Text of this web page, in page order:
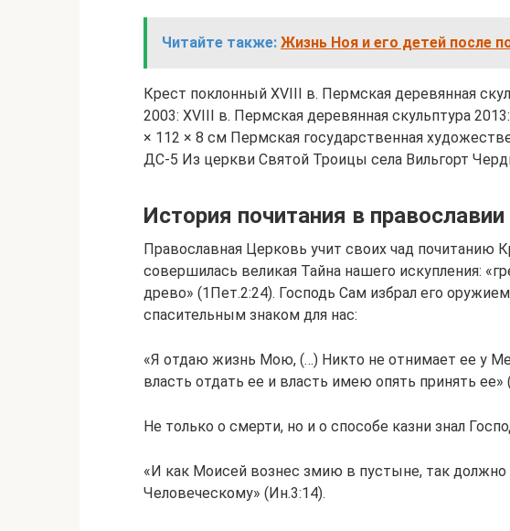
Читайте также: Жизнь Ноя и его детей после
Крест поклонный XVIII в. Пермская деревянная
2003: XVIII в. Пермская деревянная скульптура
× 112 × 8 см Пермская государственная
ДС-5 Из церкви Святой Троицы села Вильгорт
История почитания в православии
Православная Церковь учит своих чад почитанию
совершилась великая Тайна нашего искупления:
древо» (1Пет.2:24). Господь Сам избрал его
спасительным знаком для нас:
«Я отдаю жизнь Мою, (…) Никто не отнимает ее у
власть отдать ее и власть имею опять принять ее»
Не только о смерти, но и о способе казни знал
«И как Моисей вознес змию в пустыне, так
Человеческому» (Ин.3:14).